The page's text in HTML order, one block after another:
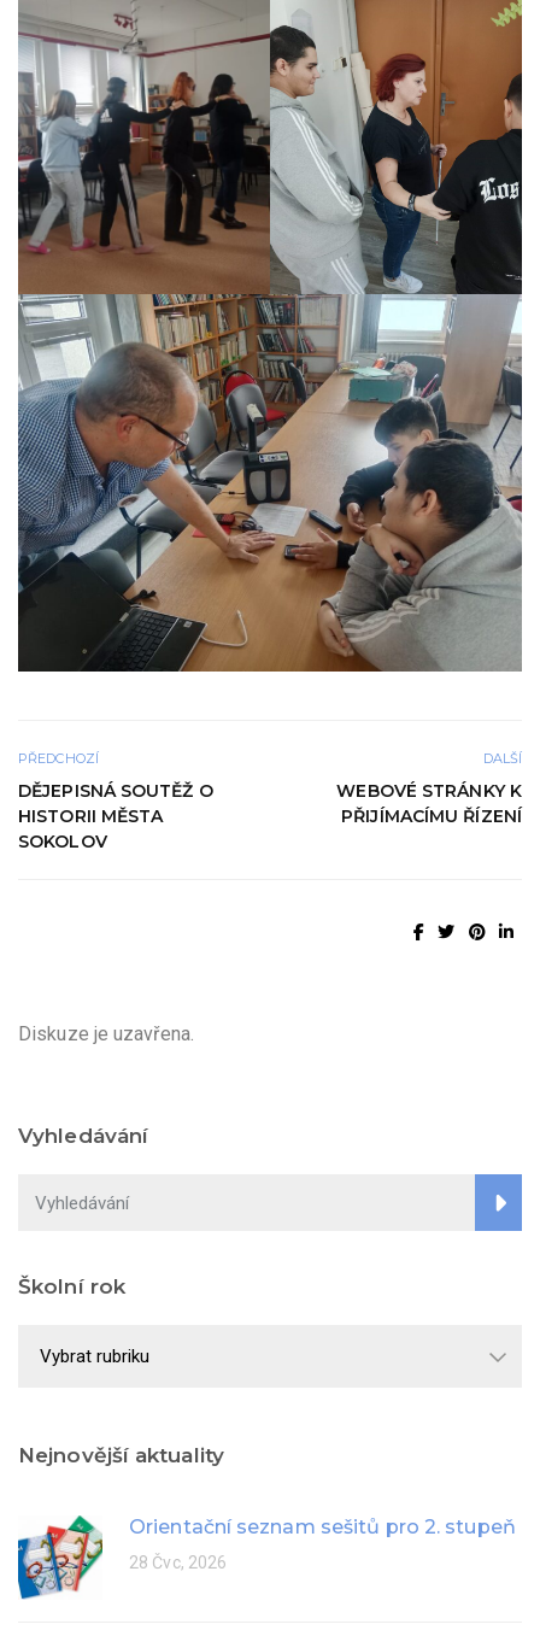
PŘEDCHOZÍ
DĚJEPISNÁ SOUTĚŽ O
HISTORII MĚSTA
SOKOLOV
DALŠÍ
WEBOVÉ STRÁNKY K
PŘIJÍMACÍMU ŘÍZENÍ
Diskuze je uzavřena.
Vyhledávání
Školní rok
rok
Nejnovější aktuality
Orientační seznam sešitů pro 2. stupeň
28 Čvc, 2026